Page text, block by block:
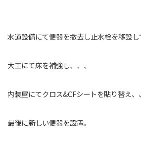
水道設備にて便器を撤去し止水栓を移設し
大工にて床を補強し、、、
内装屋にてクロス&CFシートを貼り替え、
最後に新しい便器を設置。